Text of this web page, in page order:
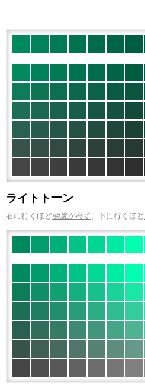
ライトトーン
右に行くほど明度が高く 、下に行くほど